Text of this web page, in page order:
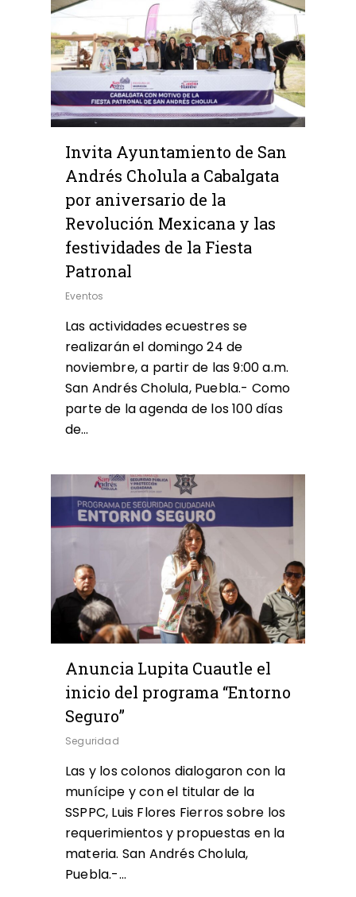
Invita Ayuntamiento de San
Andrés Cholula a Cabalgata
por aniversario de la
Revolución Mexicana y las
festividades de la Fiesta
Patronal
Eventos
Las actividades ecuestres se
realizarán el domingo 24 de
noviembre, a partir de las 9:00 a.m.
San Andrés Cholula, Puebla.- Como
parte de la agenda de los 100 días
de…
Anuncia Lupita Cuautle el
inicio del programa “Entorno
Seguro”
Seguridad
Las y los colonos dialogaron con la
munícipe y con el titular de la
SSPPC, Luis Flores Fierros sobre los
requerimientos y propuestas en la
materia. San Andrés Cholula,
Puebla.-…
0